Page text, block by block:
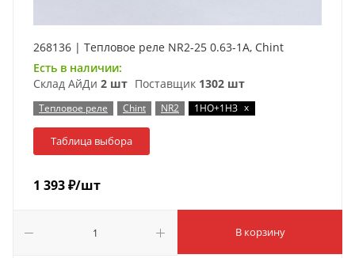
268136 | Тепловое реле NR2-25 0.63-1А, Chint
Есть в наличии:
Склад АйДи 2 шт Поставщик 1302 шт
Тепловое реле Chint NR2 1НО+1НЗ x
Таблица выбора
1 393₽/шт
В корзину